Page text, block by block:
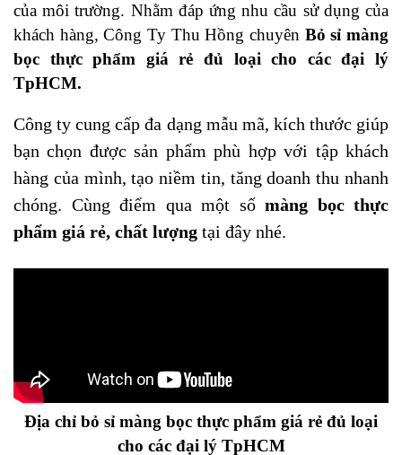
của môi trường. Nhằm đáp ứng nhu cầu sử dụng của
khách hàng, Công Ty Thu Hồng chuyên Bỏ sỉ màng
bọc thực phẩm giá rẻ đủ loại cho các đại lý
TpHCM.
Công tycung cấp đa dạng mẫu mã, kích thước giúp
bạn chọn được sản phẩm phù hợp với tập khách
hàng của mình, tạo niềm tin, tăng doanh thu nhanh
chóng. Cùng điểm qua một số màng bọc thực
phẩm giá rẻ, chất lượng tại đây nhé.
Địa chỉ bỏ sỉ màng bọc thực phẩm giá rẻ đủ loại
cho các đại lý TpHCM